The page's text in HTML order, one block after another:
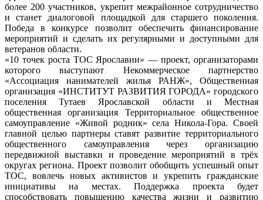
более 200 участников, укрепит межрайонное сотрудничество
и станет диалоговой площадкой для старшего поколения.
Победа в конкурсе позволит обеспечить финансирование
мероприятий и сделать их регулярными и доступными для
ветеранов области.
«10 точек роста ТОС Ярославии» — проект, организаторами
которого выступают Некоммерческое партнерство
«Ассоциация нанимателей жилья РАНЖ», Общественная
организация «ИНСТИТУТ РАЗВИТИЯ ГОРОДА» городского
поселения Тутаев Ярославской области и Местная
общественная организация Территориальное общественное
самоуправление «Живой родник» селаНикола-Гора. Своей
главной целью партнеры ставят развитие территориального
общественного самоуправления через организацию
передвижной выставки и проведение мероприятий в трёх
округах региона. Проект позволит обобщить успешный опыт
ТОС, вовлечь новых активистов и укрепить гражданские
инициативы на местах. Поддержка проекта будет
способствовать повышению качества жизни и развитию